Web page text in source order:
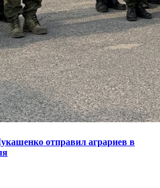
отправил аграриев в